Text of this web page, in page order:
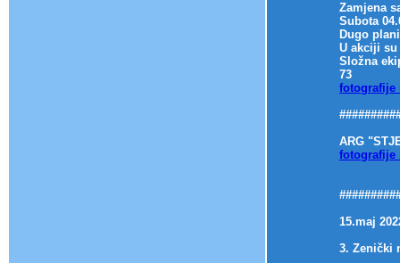
Zamjena
Subota
Dugo
U akciji su
Složna
73
fotografije
ARG
fotografije
15.maj
3. Zenički